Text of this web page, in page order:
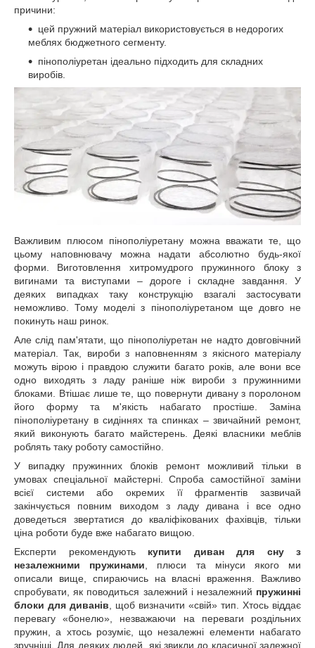
причини:
цей пружний матеріал використовується в недорогих
меблях бюджетного сегменту.
пінополіуретан ідеально підходить для складних
виробів.
Важливим плюсом пінополіуретану можна вважати те, що
цьому наповнювачу можна надати абсолютно будь-якої
форми. Виготовлення хитромудрого пружинного блоку з
вигинами та виступами – дороге і складне завдання. У
деяких випадках таку конструкцію взагалі застосувати
неможливо. Тому моделі з пінополіуретаном ще довго не
покинуть наш ринок.
Але слід пам'ятати, що пінополіуретан не надто довговічний
матеріал. Так, вироби з наповненням з якісного матеріалу
можуть вірою і правдою служити багато років, але вони все
одно виходять з ладу раніше ніж вироби з пружинними
блоками. Втішає лише те, що повернути дивану з поролоном
його форму та м'якість набагато простіше. Заміна
пінополіуретану в сидіннях та спинках – звичайний ремонт,
який виконують багато майстерень. Деякі власники меблів
роблять таку роботу самостійно.
У випадку пружинних блоків ремонт можливий тільки в
умовах спеціальної майстерні. Спроба самостійної заміни
всієї системи або окремих її фрагментів зазвичай
закінчується повним виходом з ладу дивана і все одно
доведеться звертатися до кваліфікованих фахівців, тільки
ціна роботи буде вже набагато вищою.
Експерти рекомендують купити диван для сну з
незалежними пружинами , плюси та мінуси якого ми
описали вище, спираючись на власні враження. Важливо
спробувати, як поводиться залежний і незалежний пружинні
блоки для диванів , щоб визначити «свій» тип. Хтось віддає
перевагу «бонелю», незважаючи на переваги роздільних
пружин, а хтось розуміє, що незалежні елементи набагато
зручніші. Для деяких людей, які звикли до класичної залежної